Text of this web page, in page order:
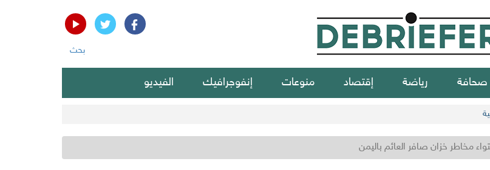
بحث
صحافة رياضة إقتصاد منوعات إنفوجرافيك الفيديو
مخاطر خزان صافر العائم باليمن